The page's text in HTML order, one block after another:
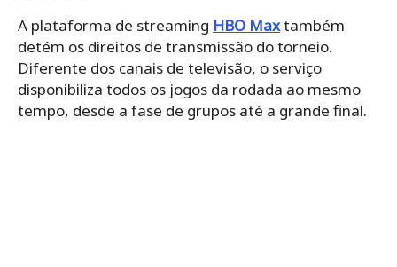
A plataforma de streaming HBO Maxtambém
detém os direitos de transmissão do torneio.
Diferente dos canais de televisão, o serviço
disponibiliza todos os jogos da rodada ao mesmo
tempo, desde a fase de grupos até a grande final.